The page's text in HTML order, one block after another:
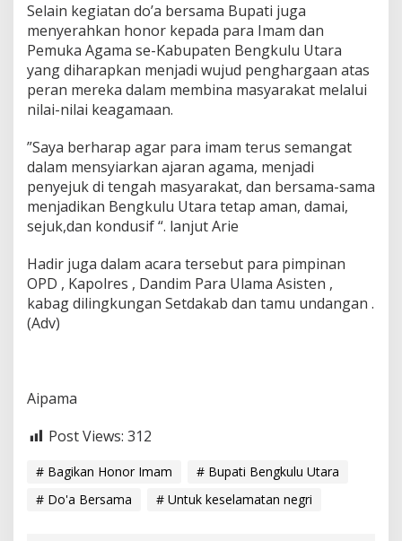
a
b
u
p
a
t
e
Selain kegiatan do’a bersama Bupati juga
menyerahkan honor kepada para Imam dan
Pemuka Agama se-Kabupaten Bengkulu Utara
yang diharapkan menjadi wujud penghargaan atas
peran mereka dalam membina masyarakat melalui
nilai-nilai keagamaan.
”Saya berharap agar para imam terus semangat
dalam mensyiarkan ajaran agama, menjadi
penyejuk di tengah masyarakat, dan bersama-sama
menjadikan Bengkulu Utara tetap aman, damai,
sejuk,dan kondusif “. lanjut Arie
Hadir juga dalam acara tersebut para pimpinan
OPD , Kapolres , Dandim Para Ulama Asisten ,
kabag dilingkungan Setdakab dan tamu undangan .
(Adv)
Aipama
Post Views: 312
# Bagikan Honor Imam
# Bupati Bengkulu Utara
# Do'a Bersama
# Untuk keselamatan negri